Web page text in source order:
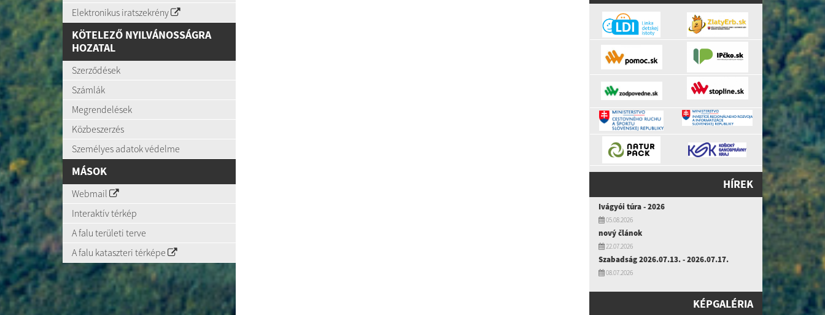
Elektronikus iratszekrény
KÖTELEZŐ NYILVÁNOSSÁGRA
HOZATAL
Szerződések
Számlák
Megrendelések
Közbeszerzés
Személyes adatok védelme
MÁSOK
Webmail
Interaktív térkép
A falu területi terve
A falu kataszteri térképe
HÍREK
Ivágyói túra - 2026
05.08.2026
nový článok
22.07.2026
Szabadság 2026.07.13. - 2026.07.17.
08.07.2026
KÉPGALÉRIA